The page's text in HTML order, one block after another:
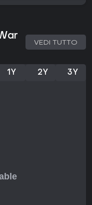
VEDI TUTTO
1Y 2Y 3Y